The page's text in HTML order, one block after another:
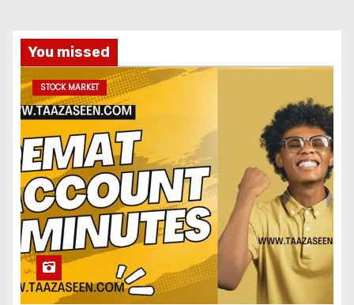
You missed
STOCK MARKET